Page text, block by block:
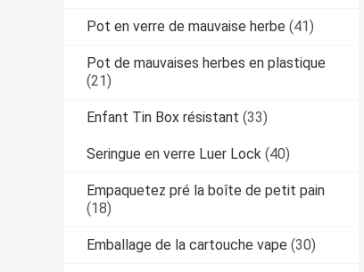
Pot en verre de mauvaise herbe (41)
Pot de mauvaises herbes en plastique
(21)
Enfant Tin Box résistant (33)
Seringue en verre Luer Lock (40)
Empaquetez pré la boîte de petit pain
(18)
Emballage de la cartouche vape (30)